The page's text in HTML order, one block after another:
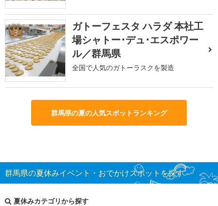
3
ガトーフェスタ ハラダ 本社工
場シャトー･デュ･エスポワー
ル／群馬県
全国で人気のガトーラスクを製造
群馬県の夏の人気スポットランキング
群馬県の夏休みイベント・おでかけスポットを探す
夏休みカテゴリから探す